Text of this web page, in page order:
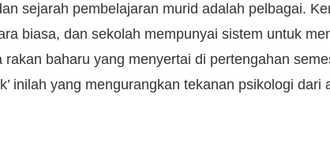
sejarah pembelajaran murid adalah pelbagai.
biasa, dan sekolah mempunyai sistem untuk
baharu yang menyertai di pertengahan
inilah yang mengurangkan tekanan psikologi dari